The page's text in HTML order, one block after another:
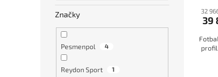
Značky
Pesmenpol 4
Reydon Sport 1
32
39
profil